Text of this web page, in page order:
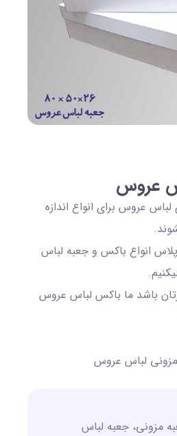
عروس
عروس برای انواع اندازه
انواع باکس و جعبه لباس
باشد ما باکس لباس عروس
مزونی، جعبه لباس